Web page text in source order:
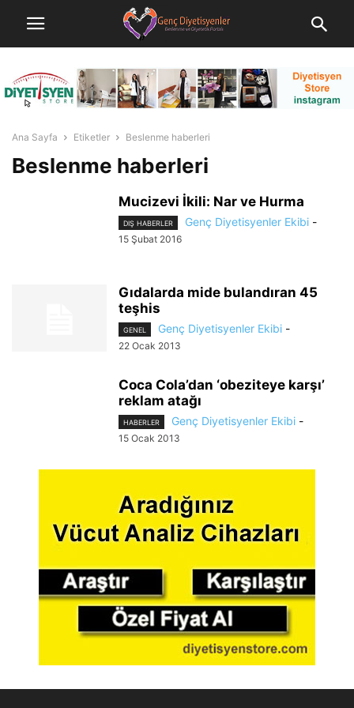
Ana Sayfa Etiketler Beslenme haberleri
Beslenme haberleri
Mucizevi İkili: Nar ve Hurma
DIŞ HABERLER Genç Diyetisyenler Ekibi -
15 Şubat 2016
Gıdalarda mide bulandıran 45
teşhis
GENEL Genç Diyetisyenler Ekibi -
22 Ocak 2013
Coca Cola’dan ‘obeziteye karşı’
reklam atağı
HABERLER Genç Diyetisyenler Ekibi -
15 Ocak 2013